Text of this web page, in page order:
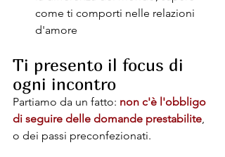
come ti comporti nelle relazioni
d'amore
Ti presento il focus di
ogni incontro
Partiamo da un fatto: non c'è l'obbligo
di seguire delle domande prestabilite,
o dei passi preconfezionati.